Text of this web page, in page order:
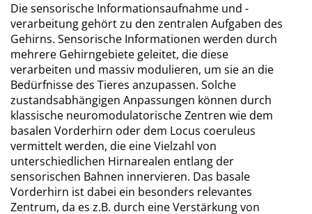
Die sensorische Informationsaufnahme und -
verarbeitung gehört zu den zentralen Aufgaben des
Gehirns. Sensorische Informationen werden durch
mehrere Gehirngebiete geleitet, die diese
verarbeiten und massiv modulieren, um sie an die
Bedürfnisse des Tieres anzupassen. Solche
zustandsabhängigen Anpassungen können durch
klassische neuromodulatorische Zentren wie dem
basalen Vorderhirn oder dem Locus coeruleus
vermittelt werden, die eine Vielzahl von
unterschiedlichen Hirnarealen entlang der
sensorischen Bahnen innervieren. Das basale
Vorderhirn ist dabei ein besonders relevantes
Zentrum, da es z.B. durch eine Verstärkung von